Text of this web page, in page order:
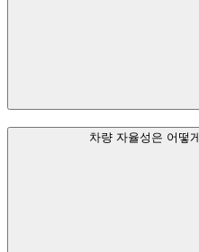
차량 자율성은 어떻